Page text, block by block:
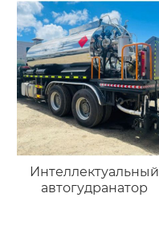
Интеллектуальный
автогудранатор